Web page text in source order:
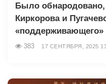
Было
Киркорова и
«поддерживающего»
383 17 СЕНТЯБРЯ, 2025